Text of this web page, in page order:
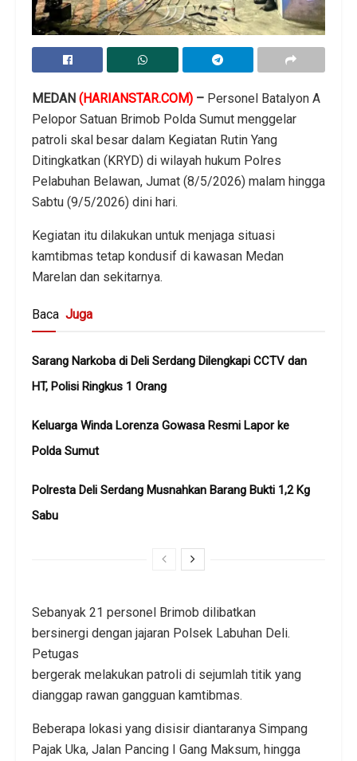
MEDAN (HARIANSTAR.COM) – Personel Batalyon A
Pelopor Satuan Brimob Polda Sumut menggelar
patroli skal besar dalam Kegiatan Rutin Yang
Ditingkatkan (KRYD) di wilayah hukum Polres
Pelabuhan Belawan, Jumat (8/5/2026) malam hingga
Sabtu (9/5/2026) dini hari.
Kegiatan itu dilakukan untuk menjaga situasi
kamtibmas tetap kondusif di kawasan Medan
Marelan dan sekitarnya.
Baca Juga
Sarang Narkoba di Deli Serdang Dilengkapi CCTV dan
HT, Polisi Ringkus 1 Orang
Keluarga Winda Lorenza Gowasa Resmi Lapor ke
Polda Sumut
Polresta Deli Serdang Musnahkan Barang Bukti 1,2 Kg
Sabu
Sebanyak 21 personel Brimob dilibatkan
bersinergi dengan jajaran Polsek Labuhan Deli.
Petugas
bergerak melakukan patroli di sejumlah titik yang
dianggap rawan gangguan kamtibmas.
Beberapa lokasi yang disisir diantaranya Simpang
Pajak Uka, Jalan Pancing I Gang Maksum, hingga